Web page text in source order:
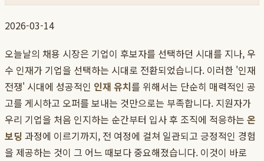
2026-03-14
오늘날의 채용 시장은 기업이 후보자를 선택하던 시대를 지나, 우
수 인재가 기업을 선택하는 시대로 전환되었습니다. 이러한 '인재
전쟁' 시대에 성공적인 인재 유치를 위해서는 단순히 매력적인 공
고를 게시하고 오퍼를 보내는 것만으로는 부족합니다. 지원자가
우리 기업을 처음 인지하는 순간부터 입사 후 조직에 적응하는 온
보딩 과정에 이르기까지, 전 여정에 걸쳐 일관되고 긍정적인 경험
을 제공하는 것이 그 어느 때보다 중요해졌습니다. 이것이 바로